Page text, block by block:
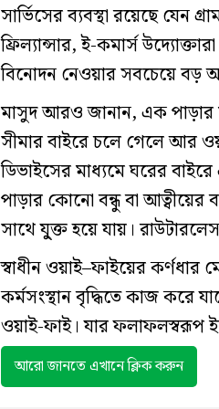
সার্ভিসের ব্যবস্থা রয়েছে যেন
ফ্রিল্যান্সার, ই-কমার্স
বিনোদন নেওয়ার সবচেয়ে বড়
মাসুদ আরও জানান, এক পাড়ার
সীমার বাইরে চলে গেলে আর
ডিভাইসের মাধ্যমে ঘরের
পাড়ার কোনো বন্ধু বা আত্বীয়ের
সাথে যু্ক্ত হয়ে যায়।
স্বাধীন ওয়াই–ফাইয়ের
কর্মসংস্থান বৃদ্ধিতে কাজ করে
ওয়াই-ফাই। যার ফলাফলস্বরূপ
আরো জানতে এখানে ক্লিক করুন